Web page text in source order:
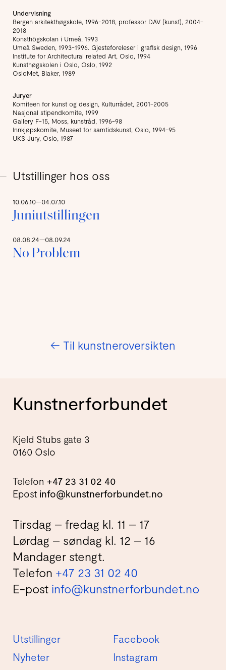
Undervisning
Bergen arkitekthøgskole, 1996-2018, professor DAV (kunst), 2004-
2018
Konsthögskolan i Umeå, 1993
Umeå Sweden, 1993-1996. Gjesteforeleser i grafisk design, 1996
Institute for Architectural related Art, Oslo, 1994
Kunsthøgskolen i Oslo, Oslo, 1992
OsloMet, Blaker, 1989
Juryer
Komiteen for kunst og design, Kulturrådet, 2001-2005
Nasjonal stipendkomite, 1999
Gallery F-15, Moss, kunstråd, 1996-98
Innkjøpskomite, Museet for samtidskunst, Oslo, 1994-95
UKS Jury, Oslo, 1987
Utstillinger hos oss
10.06.10—04.07.10
Juniutstillingen
08.08.24—08.09.24
No Problem
← Til kunstneroversikten
Kunstnerforbundet
Kjeld Stubs gate 3
0160 Oslo
Telefon +47 23 31 02 40
Epost info@kunstnerforbundet.no
Tirsdag – fredag kl. 11 – 17
Lørdag – søndag kl. 12 – 16
Mandager stengt.
Telefon +47 23 31 02 40
E-post info@kunstnerforbundet.no
Utstillinger
Nyheter
Facebook
Instagram